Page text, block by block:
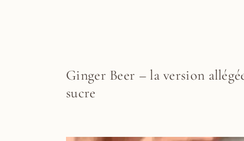
Ginger Beer – la version
sucre